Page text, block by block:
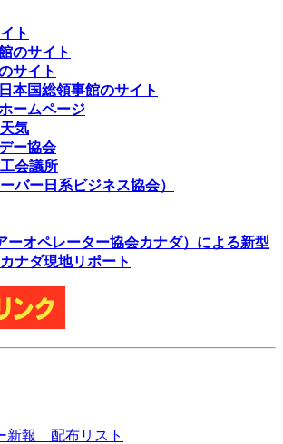
ト
のサイト
サイト
本国総領事館のサイト
ームページ
気
ー協会
会議所
バー日系ビジネス協会）
ーオペレーター協会カナダ）による新型
ナダ現地リポート
新報 配布リスト